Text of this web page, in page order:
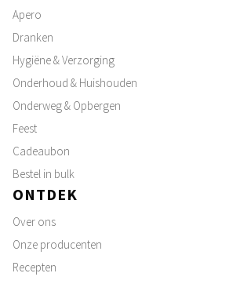
Apero
Dranken
Hygiëne & Verzorging
Onderhoud & Huishouden
Onderweg & Opbergen
Feest
Cadeaubon
Bestel in bulk
ONTDEK
Over ons
Onze producenten
Recepten